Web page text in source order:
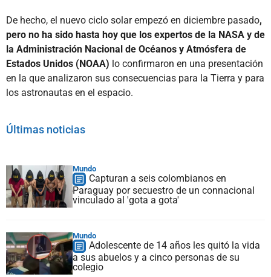
De hecho, el nuevo ciclo solar empezó en diciembre pasado,
pero no ha sido hasta hoy que los expertos de la NASA y de
la Administración Nacional de Océanos y Atmósfera de
Estados Unidos (NOAA) lo confirmaron en una presentación
en la que analizaron sus consecuencias para la Tierra y para
los astronautas en el espacio.
Últimas noticias
Mundo
Capturan a seis colombianos en
Paraguay por secuestro de un connacional
vinculado al 'gota a gota'
Mundo
Adolescente de 14 años les quitó la vida
a sus abuelos y a cinco personas de su
colegio